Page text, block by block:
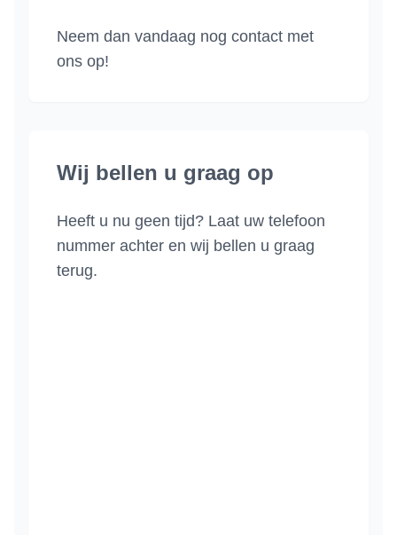
Neem dan vandaag nog contact met
ons op!
Wij bellen u graag op
Heeft u nu geen tijd? Laat uw telefoon
nummer achter en wij bellen u graag
terug.